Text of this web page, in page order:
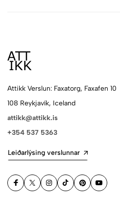
Attikk Verslun: Faxatorg, Faxafen 10
108 Reykjavík, Iceland
attikk@attikk.is
+354 537 5363
Leiðarlýsing verslunnar